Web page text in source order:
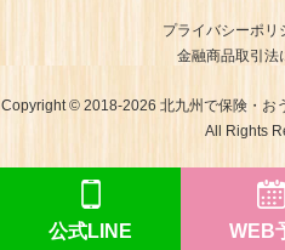
プライバシーポリ
金融商品取引法
Copyright © 2018-2026 北九州で保険・お
All Rights
公式LINE WEB